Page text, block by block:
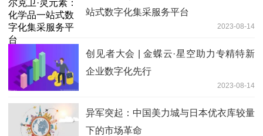
站式数字化集采服务平台
2023-08-14
创见者大会 | 金蝶云·星空助力专精特新
企业数字化先行
2023-08-14
异军突起：中国美力城与日本优衣库较量
下的市场革命